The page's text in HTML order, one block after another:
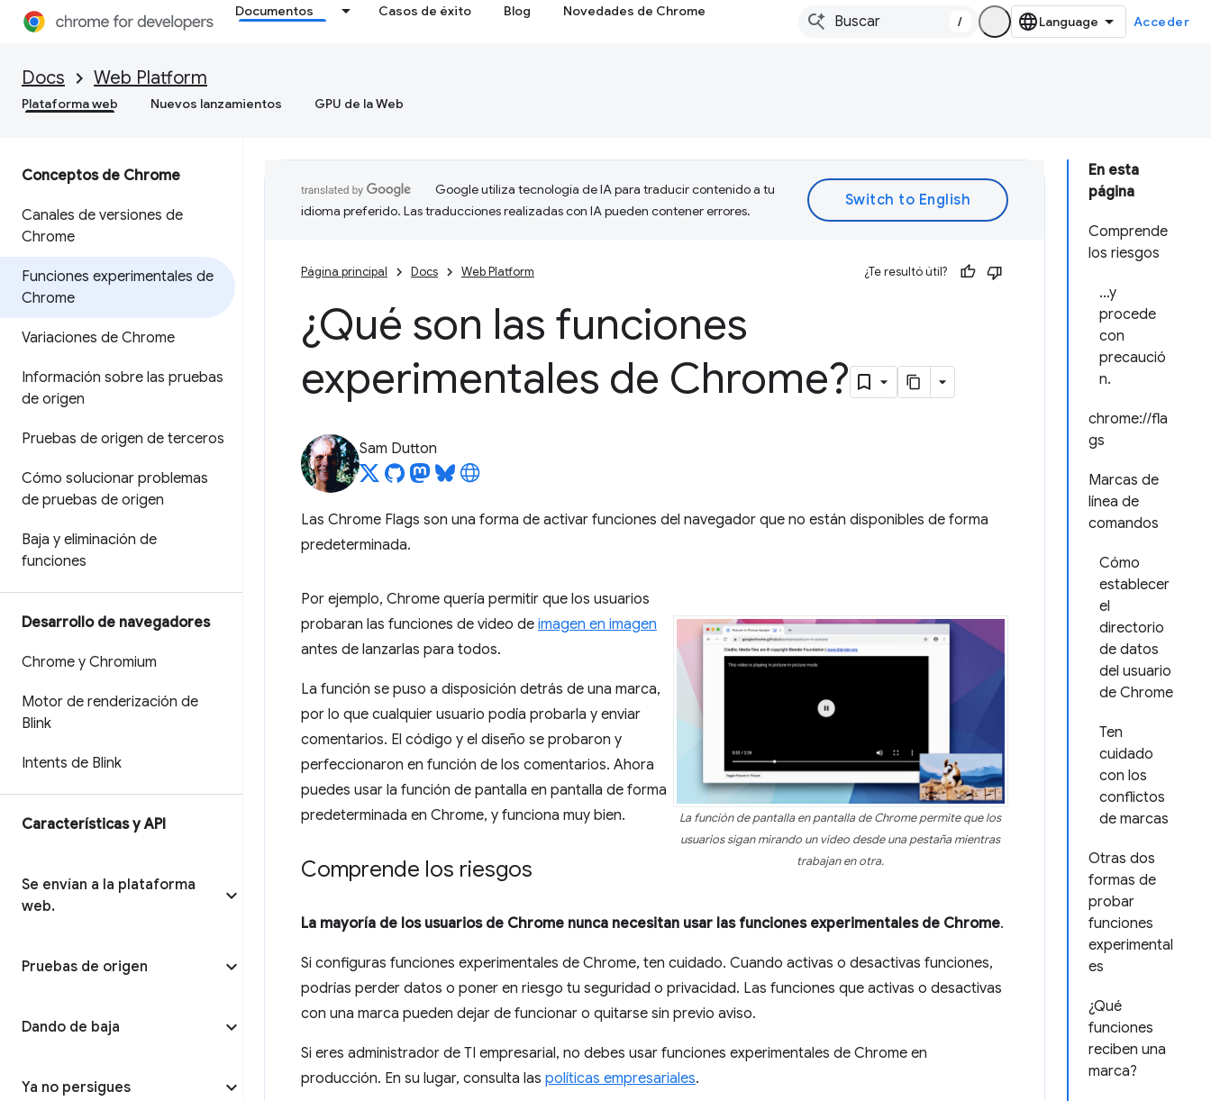
Documentos Casos de éxito Blog Novedades de Chrome
/ Acceder
Docs Web Platform
Plataforma web Nuevos lanzamientos GPU de la Web
Conceptos de Chrome
Canales de versiones de
Chrome
Funciones experimentales de
Chrome
Variaciones de Chrome
Información sobre las pruebas
de origen
Pruebas de origen de terceros
Cómo solucionar problemas
de pruebas de origen
Baja y eliminación de
funciones
Desarrollo de navegadores
Chrome y Chromium
Motor de renderización de
Blink
Intents de Blink
Características y API
Se envían a la plataforma
web.
Pruebas de origen
Dando de baja
Ya no persigues
En esta
página
Comprende
los riesgos
…y
procede
con
precaució
n.
chrome://fla
gs
Marcas de
línea de
comandos
Cómo
establecer
el
directorio
de datos
del usuario
de Chrome
Ten
cuidado
con los
conflictos
de marcas
Otras dos
formas de
probar
funciones
experimental
es
¿Qué
funciones
reciben una
marca?
Google utiliza tecnología de IA para traducir contenido a tu
idioma preferido. Las traducciones realizadas con IA pueden contener errores.
Página principal Docs Web Platform ¿Te resultó útil?
¿Qué son las funciones
experimentales de Chrome?
Sam Dutton
Las Chrome Flags son una forma de activar funciones del navegador que no están disponibles de forma
predeterminada.
La función de pantalla en pantalla de Chrome permite que los
usuarios sigan mirando un video desde una pestaña mientras
trabajan en otra.
Por ejemplo, Chrome quería permitir que los usuarios
probaran las funciones de video de imagen en imagen
antes de lanzarlas para todos.
La función se puso a disposición detrás de una marca,
por lo que cualquier usuario podía probarla y enviar
comentarios. El código y el diseño se probaron y
perfeccionaron en función de los comentarios. Ahora
puedes usar la función de pantalla en pantalla de forma
predeterminada en Chrome, y funciona muy bien.
Comprende los riesgos
La mayoría de los usuarios de Chrome nunca necesitan usar las funciones experimentales de Chrome.
Si configuras funciones experimentales de Chrome, ten cuidado. Cuando activas o desactivas funciones,
podrías perder datos o poner en riesgo tu seguridad o privacidad. Las funciones que activas o desactivas
con una marca pueden dejar de funcionar o quitarse sin previo aviso.
Si eres administrador de TI empresarial, no debes usar funciones experimentales de Chrome en
producción. En su lugar, consulta las políticas empresariales.